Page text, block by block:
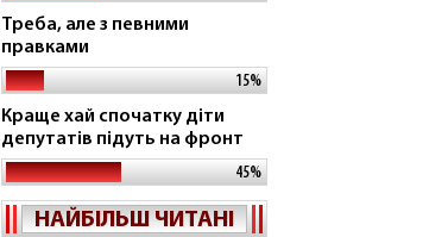
Треба, але з певними
правками
15%
Краще хай спочатку діти
депутатів підуть на фронт
45%
НАЙБІЛЬШ ЧИТАНІ